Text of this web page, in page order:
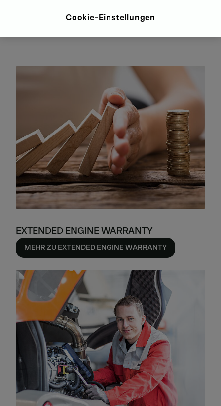
EXTENDED ENGINE WARRANTY
MEHR ZU EXTENDED ENGINE WARRANTY
Cookie-Einstellungen